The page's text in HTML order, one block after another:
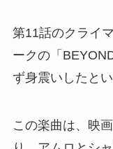
第11話のクライ
ークの「
ず身震いしたと
この楽曲は、映